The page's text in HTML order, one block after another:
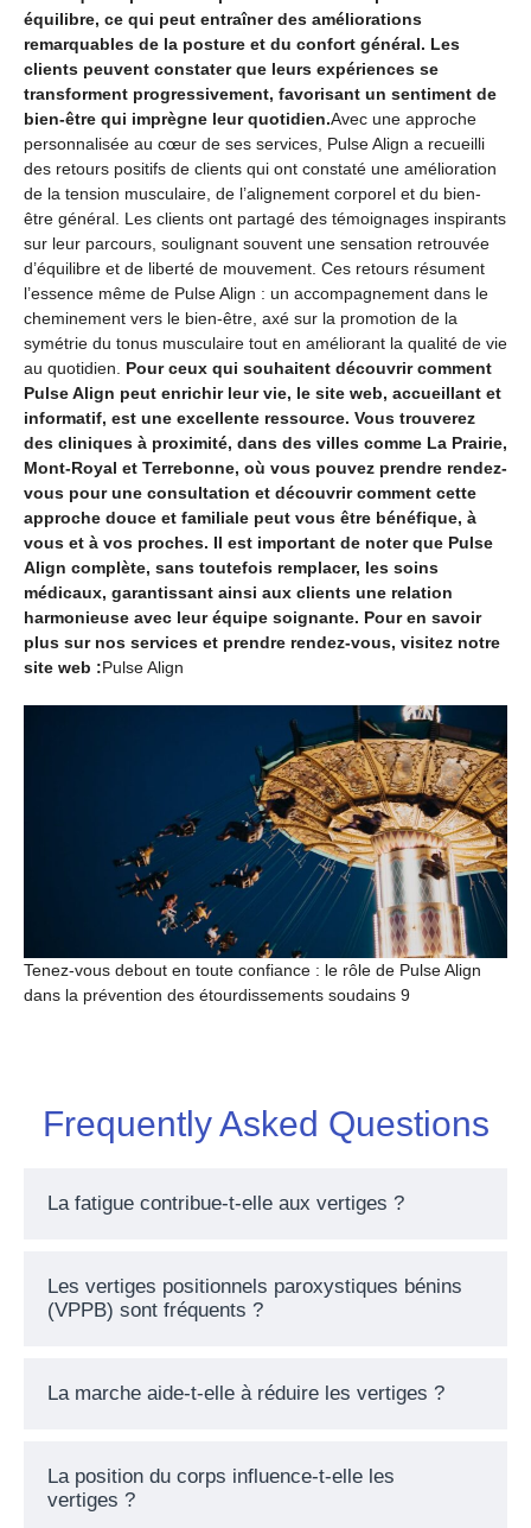
équilibre, ce qui peut entraîner des améliorations
remarquables de la posture et du confort général. Les
clients peuvent constater que leurs expériences se
transforment progressivement, favorisant un sentiment de
bien-être qui imprègne leur quotidien.Avec une approche
personnalisée au cœur de ses services, Pulse Align a recueilli
des retours positifs de clients qui ont constaté une amélioration
de la tension musculaire, de l’alignement corporel et du bien-
être général. Les clients ont partagé des témoignages inspirants
sur leur parcours, soulignant souvent une sensation retrouvée
d’équilibre et de liberté de mouvement. Ces retours résument
l’essence même de Pulse Align : un accompagnement dans le
cheminement vers le bien-être, axé sur la promotion de la
symétrie du tonus musculaire tout en améliorant la qualité de vie
au quotidien. Pour ceux qui souhaitent découvrir comment
Pulse Align peut enrichir leur vie, le site web, accueillant et
informatif, est une excellente ressource. Vous trouverez
des cliniques à proximité, dans des villes comme La Prairie,
Mont-Royal et Terrebonne, où vous pouvez prendre rendez-
vous pour une consultation et découvrir comment cette
approche douce et familiale peut vous être bénéfique, à
vous et à vos proches. Il est important de noter que Pulse
Align complète, sans toutefois remplacer, les soins
médicaux, garantissant ainsi aux clients une relation
harmonieuse avec leur équipe soignante. Pour en savoir
plus sur nos services et prendre rendez-vous, visitez notre
site web :Pulse Align
Tenez-vous debout en toute confiance : le rôle de Pulse Align
dans la prévention des étourdissements soudains 9
Frequently Asked Questions
La fatigue contribue-t-elle aux vertiges ?
Les vertiges positionnels paroxystiques bénins
(VPPB) sont fréquents ?
La marche aide-t-elle à réduire les vertiges ?
La position du corps influence-t-elle les
vertiges ?